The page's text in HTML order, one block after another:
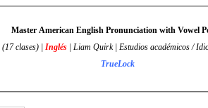
Master American English Pronunciation with Vowel
clases) | Inglés| Liam Quirk | Estudios académicos /
TrueLock